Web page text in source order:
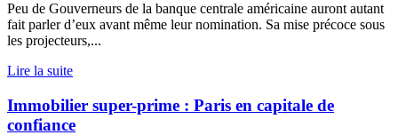
Peu de Gouverneurs de la banque centrale américaine auront autant
fait parler d’eux avant même leur nomination. Sa mise précoce sous
les projecteurs,...
Lire la suite
Immobilier super-prime : Paris en capitale de
confiance